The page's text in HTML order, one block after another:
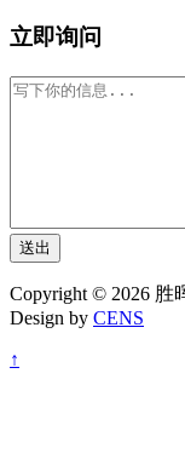
立即询问
送出
Copyright © 2026 胜
Design by CENS
↑